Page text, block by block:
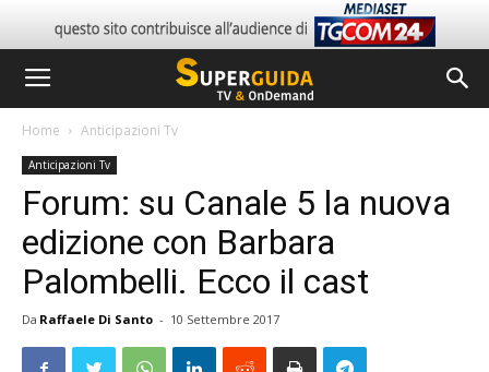
Home Anticipazioni Tv
Anticipazioni Tv
Forum: su Canale 5 la nuova
edizione con Barbara
Palombelli. Ecco il cast
Da Raffaele Di Santo - 10 Settembre 2017